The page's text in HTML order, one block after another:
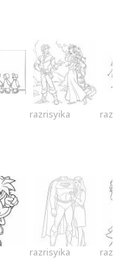
razrisyika
razrisyika